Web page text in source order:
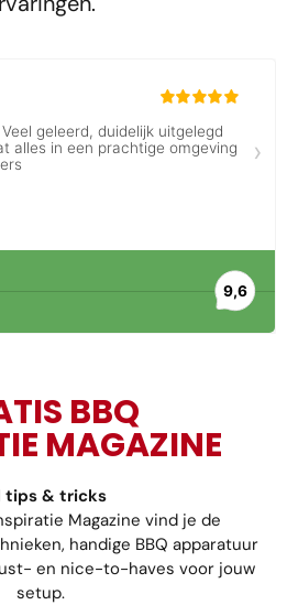
BBQ
MAGAZINE
tips & tricks
Magazine vind je de
handige BBQ apparatuur
en nice-to-haves voor jouw
setup.